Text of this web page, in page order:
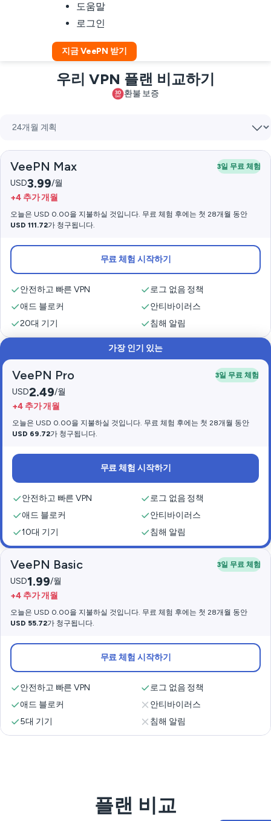
도움말
로그인
지금 VeePN 받기
우리 VPN 플랜 비교하기
환불 보증
VeePN Max 3일 무료 체험
USD3.99/월
+4 추가 개월
오늘은 USD 0.00을 지불하실 것입니다. 무료 체험 후에는 첫 28개월 동안
USD 111.72가 청구됩니다.
무료 체험 시작하기
안전하고 빠른 VPN
로그 없음 정책
애드 블로커
안티바이러스
20대 기기
침해 알림
가장 인기 있는
VeePN Pro 3일 무료 체험
USD2.49/월
+4 추가 개월
오늘은 USD 0.00을 지불하실 것입니다. 무료 체험 후에는 첫 28개월 동안
USD 69.72가 청구됩니다.
무료 체험 시작하기
안전하고 빠른 VPN
로그 없음 정책
애드 블로커
안티바이러스
10대 기기
침해 알림
VeePN Basic 3일 무료 체험
USD1.99/월
+4 추가 개월
오늘은 USD 0.00을 지불하실 것입니다. 무료 체험 후에는 첫 28개월 동안
USD 55.72가 청구됩니다.
무료 체험 시작하기
안전하고 빠른 VPN
로그 없음 정책
애드 블로커
안티바이러스
5대 기기
침해 알림
플랜 비교